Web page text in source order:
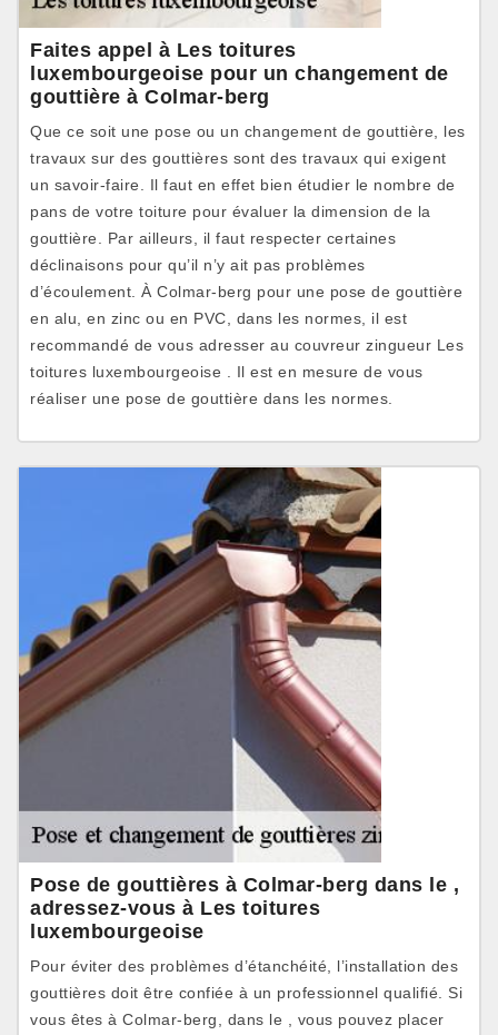
Faites appel à Les toitures
luxembourgeoise pour un changement de
gouttière à Colmar-berg
Que ce soit une pose ou un changement de gouttière, les
travaux sur des gouttières sont des travaux qui exigent
un savoir-faire. Il faut en effet bien étudier le nombre de
pans de votre toiture pour évaluer la dimension de la
gouttière. Par ailleurs, il faut respecter certaines
déclinaisons pour qu’il n’y ait pas problèmes
d’écoulement. À Colmar-berg pour une pose de gouttière
en alu, en zinc ou en PVC, dans les normes, il est
recommandé de vous adresser au couvreur zingueur Les
toitures luxembourgeoise . Il est en mesure de vous
réaliser une pose de gouttière dans les normes.
Pose de gouttières à Colmar-berg dans le ,
adressez-vous à Les toitures
luxembourgeoise
Pour éviter des problèmes d’étanchéité, l’installation des
gouttières doit être confiée à un professionnel qualifié. Si
vous êtes à Colmar-berg, dans le , vous pouvez placer